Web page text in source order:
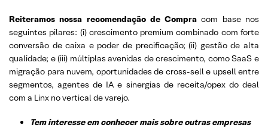
Reiteramos nossa recomendação de Compra com base nos
seguintes pilares: (i) crescimento premium combinado com forte
conversão de caixa e poder de precificação; (ii) gestão de alta
qualidade; e (iii) múltiplas avenidas de crescimento, como SaaS e
migração para nuvem, oportunidades de cross-sell e upsell entre
segmentos, agentes de IA e sinergias de receita/opex do deal
com a Linx no vertical de varejo.
Tem interesse em conhecer mais sobre outras empresas